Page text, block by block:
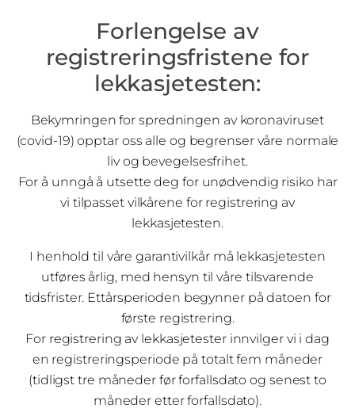
Forlengelse av
registreringsfristene for
lekkasjetesten:
Bekymringen for spredningen av koronaviruset
(covid-19) opptar oss alle og begrenser våre normale
liv og bevegelsesfrihet.
For å unngå å utsette deg for unødvendig risiko har
vi tilpasset vilkårene for registrering av
lekkasjetesten.
I henhold til våre garantivilkår må lekkasjetesten
utføres årlig, med hensyn til våre tilsvarende
tidsfrister. Ettårsperioden begynner på datoen for
første registrering.
For registrering av lekkasjetester innvilger vi i dag
en registreringsperiode på totalt fem måneder
(tidligst tre måneder før forfallsdato og senest to
måneder etter forfallsdato).